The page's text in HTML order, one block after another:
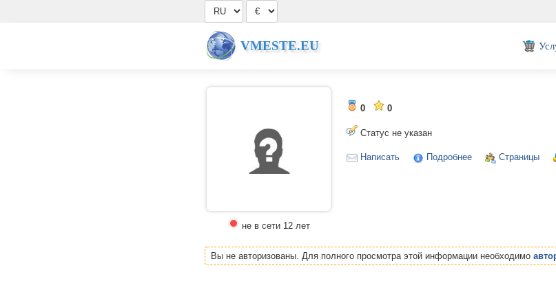
VMESTE.EU
не в сети 12 лет
0 0
Статус не указан
Написать Подробнее Страницы
Вы не авторизованы. Для полного просмотра этой информации необходимо